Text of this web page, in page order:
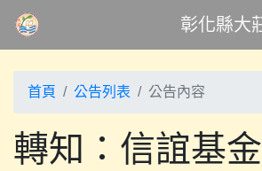
彰化縣大
首頁 公告列表 公告內容
轉知：信誼基